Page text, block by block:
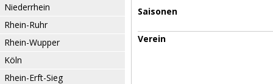
Niederrhein
Rhein-Ruhr
Rhein-Wupper
Köln
Rhein-Erft-Sieg
Saisonen
Verein